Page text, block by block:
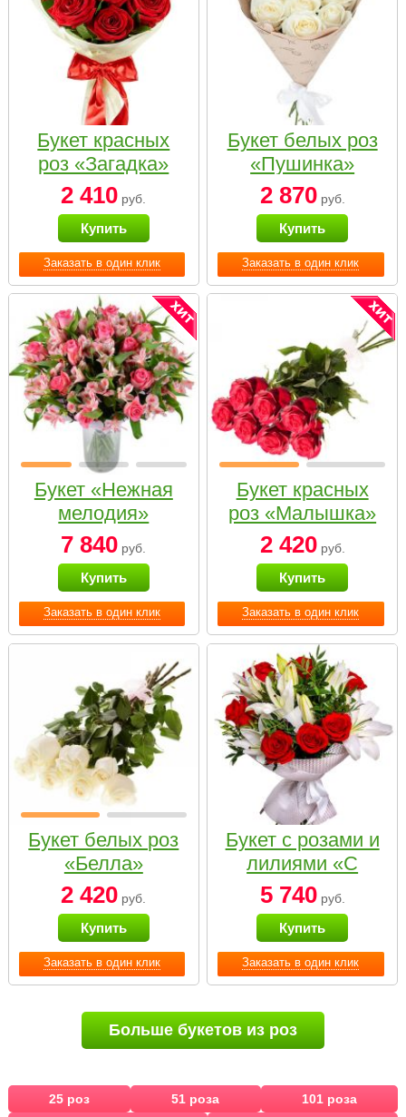
Заказать в один клик
Букет красных
роз «Загадка»
2 410 руб.
Купить
Заказать в один клик
Букет белых роз
«Пушинка»
2 870руб.
Купить
Заказать в один клик
Букет «Нежная
мелодия»
7 840 руб.
Купить
Заказать в один клик
Букет красных
роз «Малышка»
2 420руб.
Купить
Заказать в один клик
Букет белых роз
«Белла»
2 420 руб.
Купить
Заказать в один клик
Букет с розами и
лилиями «С
наилучшими
пожеланиями»
5 740руб.
Купить
Больше букетов из роз
25 роз 51 роза
101 роза